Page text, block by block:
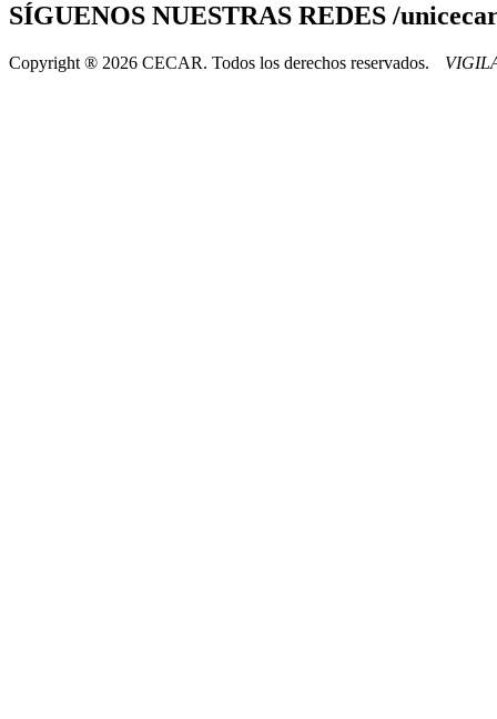
SÍGUENOS NUESTRAS REDES /
Copyright ® 2026 CECAR. Todos los derechos reservados.